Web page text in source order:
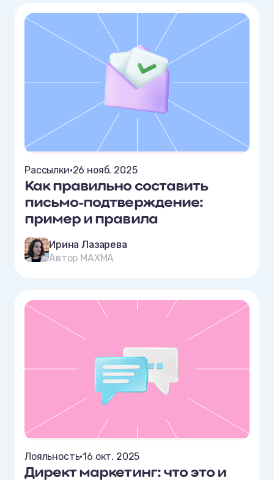
Рассылки•26 нояб. 2025
Как правильно составить
письмо-подтверждение:
пример и правила
Ирина Лазарева
Автор MAXMA
Лояльность•16 окт. 2025
Директ маркетинг: что это и